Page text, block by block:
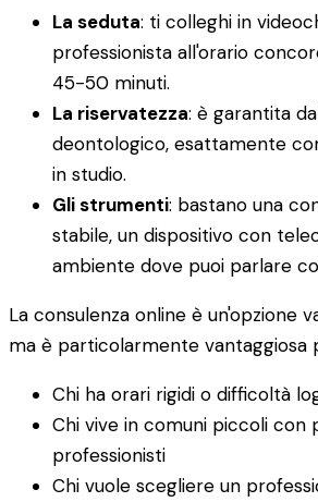
La seduta: ti colleghi in
professionista all'orario
45-50 minuti.
La riservatezza: è garantita
deontologico, esattamente
in studio.
Gli strumenti: bastano una
stabile, un dispositivo con
ambiente dove puoi parlare
La consulenza online è un'opzione
ma è particolarmente vantaggiosa
Chi ha orari rigidi o difficoltà
Chi vive in comuni piccoli con
professionisti
Chi vuole scegliere un